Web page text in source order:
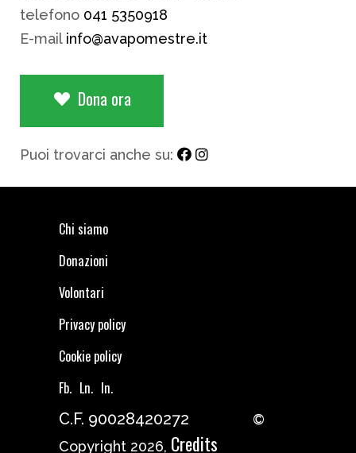
telefono 041 5350918
E-mail info@avapomestre.it
Dona ora
Puoi trovarci anche su:
Chi siamo
Donazioni
Volontari
Privacy policy
Cookie policy
Fb. Ln. In.
C.F. 90028420272
©
Copyright 2026, Credits